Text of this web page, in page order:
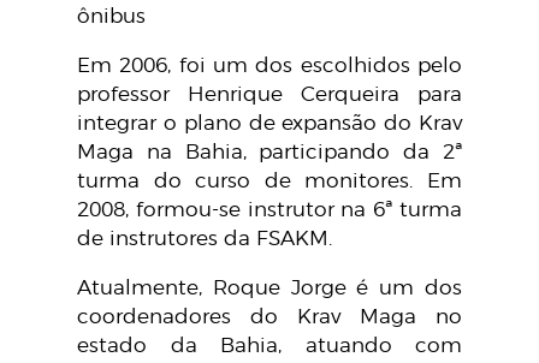
ônibus
Em 2006, foi um dos escolhidos pelo
professor Henrique Cerqueira para
integrar o plano de expansão do Krav
Maga na Bahia, participando da 2ª
turma do curso de monitores. Em
2008, formou-se instrutor na 6ª turma
de instrutores da FSAKM.
Atualmente, Roque Jorge é um dos
coordenadores do Krav Maga no
estado da Bahia, atuando com